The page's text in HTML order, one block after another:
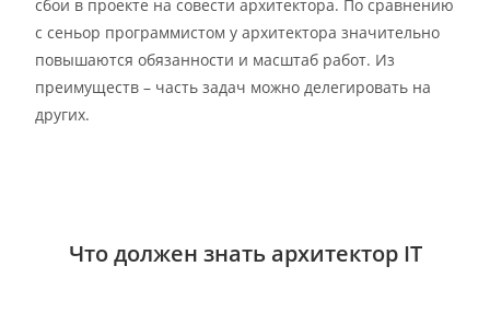
сбои в проекте на совести архитектора. По сравнению
с сеньор программистом у архитектора значительно
повышаются обязанности и масштаб работ. Из
преимуществ – часть задач можно делегировать на
других.
Что должен знать архитектор IT